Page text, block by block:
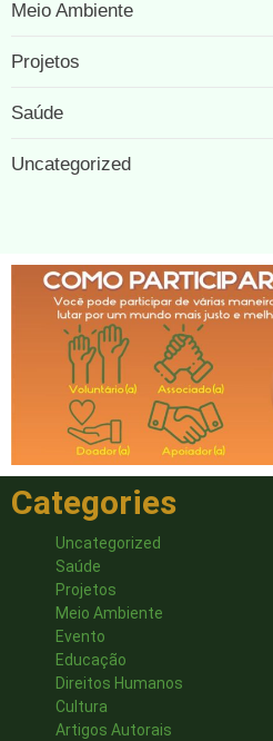
Meio Ambiente
Projetos
Saúde
Uncategorized
Categories
Uncategorized
Saúde
Projetos
Meio Ambiente
Evento
Educação
Direitos Humanos
Cultura
Artigos Autorais